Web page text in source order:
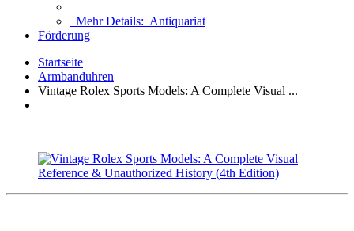
Mehr Details: Antiquariat
Förderung
Startseite
Armbanduhren
Vintage Rolex Sports Models: A Complete Visual ...